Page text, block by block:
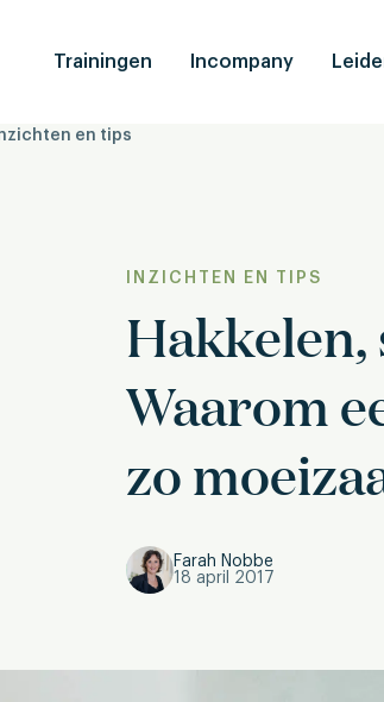
Trainingen Incompany
en tips
INZICHTEN EN TIPS
Hakkelen,
Waarom
zo
Farah Nobbe
18 april 2017